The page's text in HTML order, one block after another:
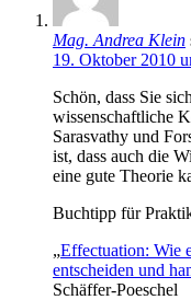
Mag. Andrea Klein
19. Oktober 2010
Schön, dass Sie
wissenschaftliche
Sarasvathy und
ist, dass auch die
eine gute Theorie
Buchtipp für
„Effectuation: Wie
entscheiden und
Schäffer-Poeschel